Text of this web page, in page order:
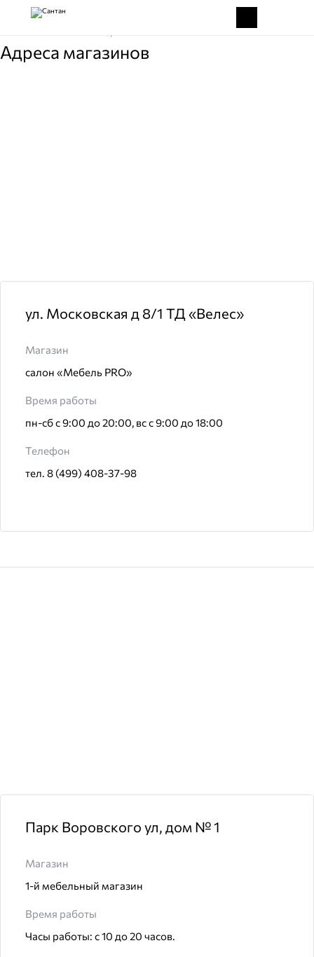
Адреса магазинов
ул. Московская д 8/1 ТД «Велес»
Магазин
салон «Мебель PRO»
Время работы
пн-сб с 9:00 до 20:00, вс с 9:00 до 18:00
Телефон
тел. 8 (499) 408-37-98
Парк Воровского ул, дом № 1
Магазин
1-й мебельный магазин
Время работы
Часы работы: с 10 до 20 часов.